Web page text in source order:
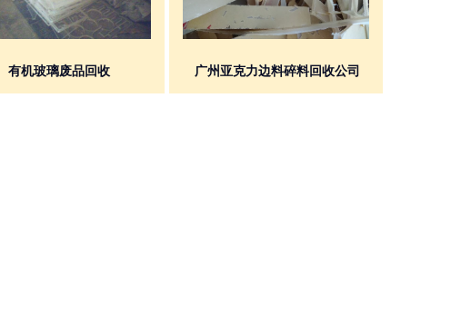
有机玻璃废品回收 广州亚克力边料碎料回收公司